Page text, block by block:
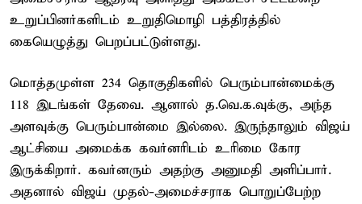
உறுப்பினர்களிடம் உறுதிமொழி பத்திரத்தில்
கையெழுத்து பெறப்பட்டுள்ளது.
மொத்தமுள்ள 234 தொகுதிகளில் பெரும்பான்மைக்கு
118 இடங்கள் தேவை. ஆனால் த.வெ.க.வுக்கு, அந்த
அளவுக்கு பெரும்பான்மை இல்லை. இருந்தாலும் விஜய்
ஆட்சியை அமைக்க கவர்னரிடம் உரிமை கோர
இருக்கிறார். கவர்னரும் அதற்கு அனுமதி அளிப்பார்.
அதனால் விஜய் முதல்-அமைச்சராக பொறுப்பேற்ற